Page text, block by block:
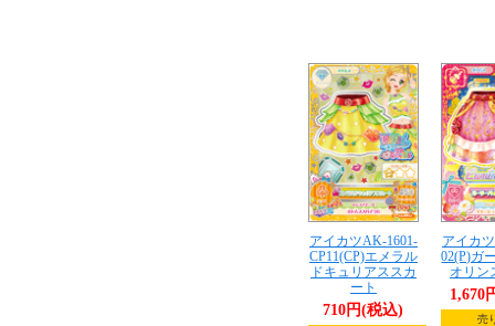
アイカツAK-1601-
CP11(CP)エメラル
ドキュリアススカ
ート
710円(税込)
アイカ
02(P)ガ
オリン
1,670
売